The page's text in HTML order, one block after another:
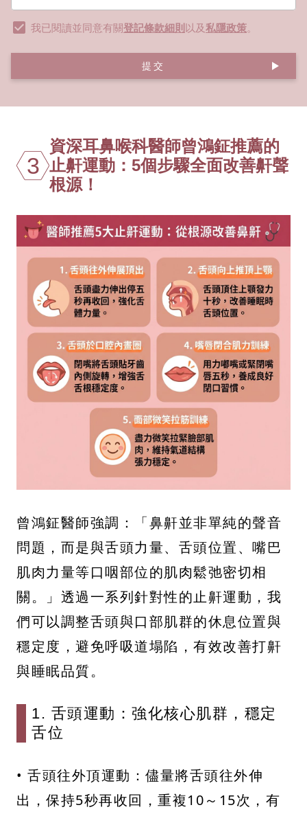
我已閱讀並同意有關登記條款細則 以及私隱政策。
提交
3
資深耳鼻喉科醫師曾鴻鉦推薦的
止鼾運動：5個步驟全面改善鼾聲
根源！
曾鴻鉦醫師強調：「鼻鼾並非單純的聲音
問題，而是與舌頭力量、舌頭位置、嘴巴
肌肉力量等口咽部位的肌肉鬆弛密切相
關。」透過一系列針對性的止鼾運動，我
們可以調整舌頭與口部肌群的休息位置與
穩定度，避免呼吸道塌陷，有效改善打鼾
與睡眠品質。
1. 舌頭運動：強化核心肌群，穩定
舌位
• 舌頭往外頂運動：儘量將舌頭往外伸
出，保持5秒再收回，重複10～15次，有